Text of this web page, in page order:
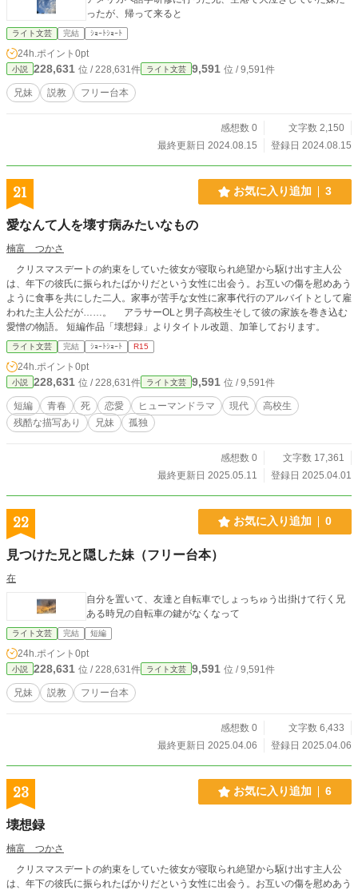
ったが、帰って来ると
ライト文芸 完結 ｼｮｰﾄｼｮｰﾄ
24h.ポイント 0pt
小説 228,631 位 / 228,631件 ライト文芸 9,591 位 / 9,591件
兄妹 説教 フリー台本
感想数 0
文字数 2,150
最終更新日 2024.08.15
登録日 2024.08.15
21 お気に入り追加 3
愛なんて人を壊す病みたいなもの
楠富 つかさ
クリスマスデートの約束をしていた彼女が寝取られ絶望から駆け出す主人公
は、年下の彼氏に振られたばかりだという女性に出会う。お互いの傷を慰めあう
ように食事を共にした二人。家事が苦手な女性に家事代行のアルバイトとして雇
われた主人公だが……。 アラサーOLと男子高校生そして彼の家族を巻き込む
愛憎の物語。 短編作品「壊想録」よりタイトル改題、加筆しております。
ライト文芸 完結 ｼｮｰﾄｼｮｰﾄ R15
24h.ポイント 0pt
小説 228,631 位 / 228,631件 ライト文芸 9,591 位 / 9,591件
短編 青春 死 恋愛 ヒューマンドラマ 現代
高校生
残酷な描写あり
兄妹 孤独
感想数 0
文字数 17,361
最終更新日 2025.05.11
登録日 2025.04.01
22 お気に入り追加 0
見つけた兄と隠した妹（フリー台本）
在
自分を置いて、友達と自転車でしょっちゅう出掛けて行く兄
ある時兄の自転車の鍵がなくなって
ライト文芸 完結 短編
24h.ポイント 0pt
小説 228,631 位 / 228,631件 ライト文芸 9,591 位 / 9,591件
兄妹 説教 フリー台本
感想数 0
文字数 6,433
最終更新日 2025.04.06
登録日 2025.04.06
23 お気に入り追加 6
壊想録
楠富 つかさ
クリスマスデートの約束をしていた彼女が寝取られ絶望から駆け出す主人公
は、年下の彼氏に振られたばかりだという女性に出会う。お互いの傷を慰めあう